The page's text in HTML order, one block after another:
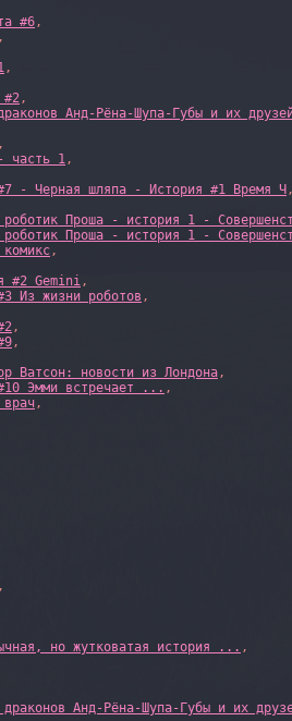
#6,
,
,
#2,
Анд-Рёна-Шупа-Губы и их
,
часть 1,
- Черная шляпа - История #1 Время Ч
Проша - история 1 -
Проша - история 1 -
,
#2 Gemini,
Из жизни роботов ,
,
,
Ватсон: новости из Лондона,
Эмми встречает ... ,
,
,
но жутковатая история ... ,
драконов Анд-Рёна-Шупа-Губы и их